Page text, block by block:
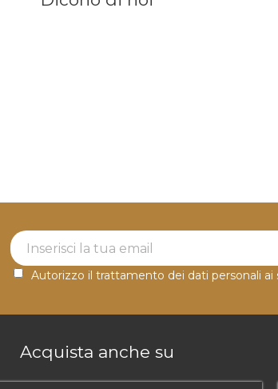
Newsletter Label
Autorizzo il trattamento dei dati personali ai
Acquista anche su